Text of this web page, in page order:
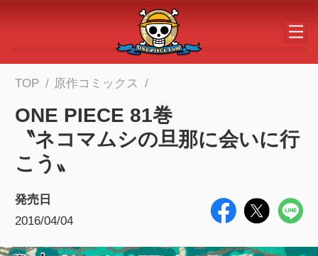
メインコンテンツへスキップする
TOP 原作コミックス
ONE PIECE 81巻
〝ネコマムシの旦那に会いに行
こう〟
発売日
2016/04/04